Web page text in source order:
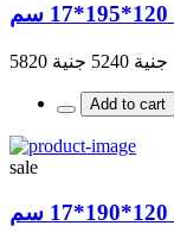
جنية 5240 جنية 5820
Add to cart
sale